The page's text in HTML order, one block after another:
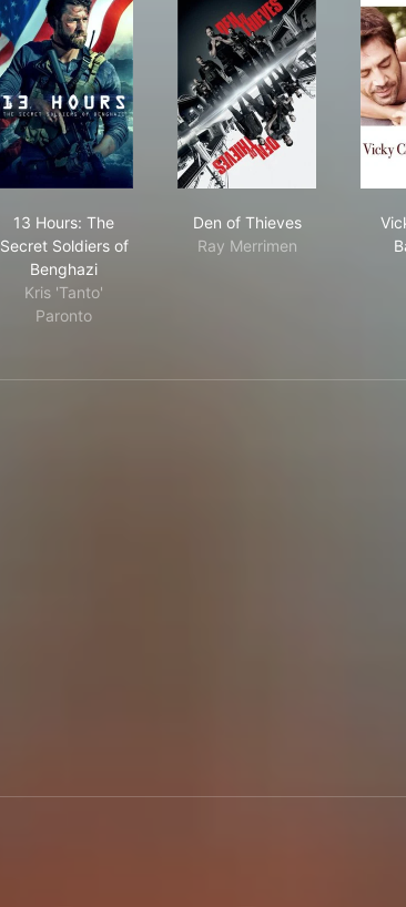
13 Hours: The
Secret Soldiers of
Benghazi
Kris 'Tanto'
Paronto
Den of Thieves
Ray Merrimen